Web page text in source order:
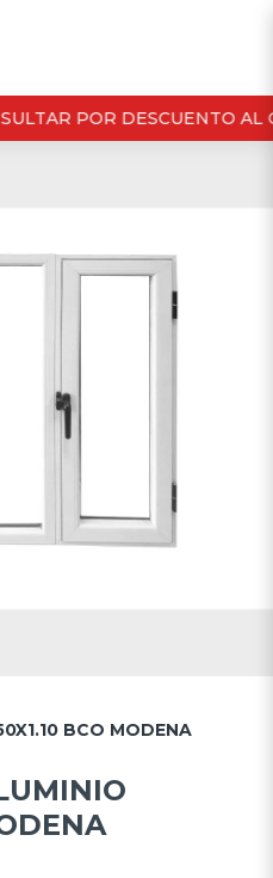
POR DESCUENTO AL
BCO MODENA